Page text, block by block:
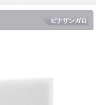
ピナザンガロ